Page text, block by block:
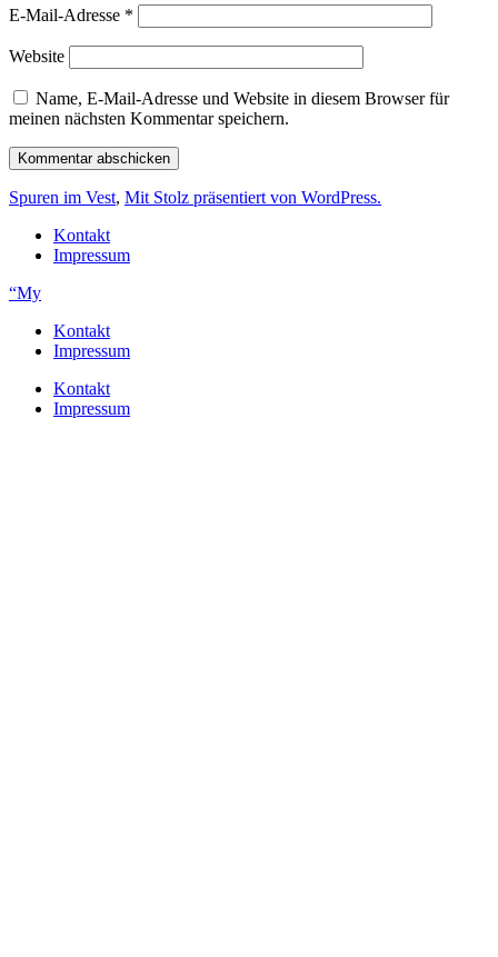
E-Mail-Adresse *
Website
Name, E-Mail-Adresse und Website in diesem Browser für
meinen nächsten Kommentar speichern.
Spuren im Vest, Mit Stolz präsentiert von WordPress.
Kontakt
Impressum
“My
Kontakt
Impressum
Kontakt
Impressum